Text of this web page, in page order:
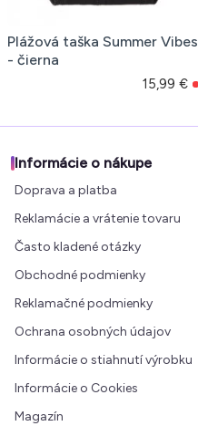
Plážová taška Summer Vibes
- čierna
15,99 €
Informácie o nákupe
Doprava a platba
Reklamácie a vrátenie tovaru
Často kladené otázky
Obchodné podmienky
Reklamačné podmienky
Ochrana osobných údajov
Informácie o stiahnutí výrobku
Informácie o Cookies
Magazín